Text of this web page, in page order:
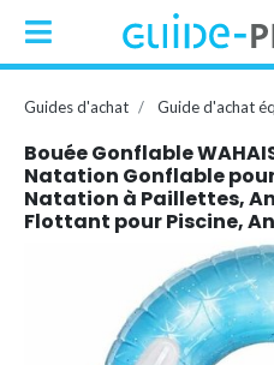
Guides d'achat Guide d'achat
Bouée Gonflable
Natation Gonflable
Natation à Paillettes,
Flottant pour Piscine,